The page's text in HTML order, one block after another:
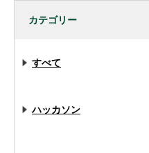
カテゴリー
すべて
ハッカソン